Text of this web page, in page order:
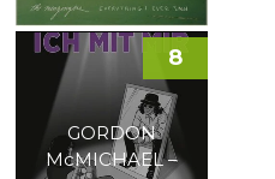
GORDON
McMICHAEL –
8